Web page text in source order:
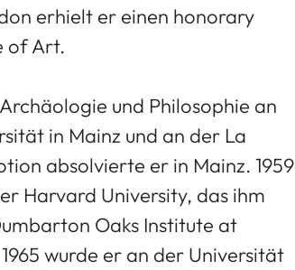
erhielt er einen honorary
of Art.
und Philosophie an
in Mainz und an der La
absolvierte er in Mainz. 1959
Harvard University, das ihm
Oaks Institute at
wurde er an der Universität